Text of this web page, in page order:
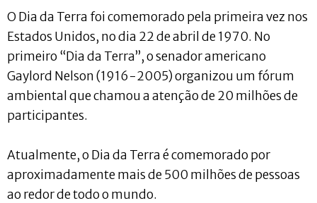
O Dia da Terra foi comemorado pela primeira vez nos
Estados Unidos, no dia 22 de abril de 1970. No
primeiro “Dia da Terra”, o senador americano
Gaylord Nelson (1916-2005) organizou um fórum
ambiental que chamou a atenção de 20 milhões de
participantes.
Atualmente, o Dia da Terra é comemorado por
aproximadamente mais de 500 milhões de pessoas
ao redor de todo o mundo.